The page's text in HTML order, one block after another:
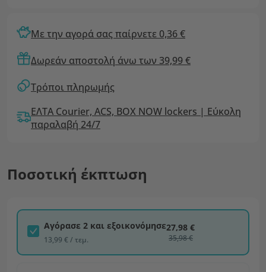
Με την αγορά σας παίρνετε 0,36 €
Δωρεάν αποστολή άνω των 39,99 €
Τρόποι πληρωμής
ΕΛΤΑ Courier, ACS, BOX NOW lockers | Εύκολη
παραλαβή 24/7
Ποσοτική έκπτωση
Αγόρασε 2 και εξοικονόμησε
13,99 € / τεμ.
27,98 €
35,98 €